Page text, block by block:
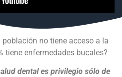
población no tiene acceso a la
tiene enfermedades bucales?
dental es privilegio sólo de